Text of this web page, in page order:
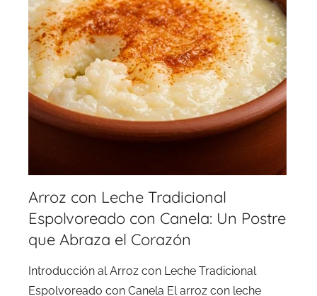
Arroz con Leche Tradicional
Espolvoreado con Canela: Un Postre
que Abraza el Corazón
Introducción al Arroz con Leche Tradicional
Espolvoreado con Canela El arroz con leche